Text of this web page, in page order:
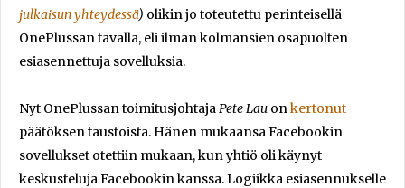
julkaisun yhteydessä) olikin jo toteutettu perinteisellä
OnePlussan tavalla, eli ilman kolmansien osapuolten
esiasennettuja sovelluksia.
Nyt OnePlussan toimitusjohtajaPete Lau onkertonut
päätöksen taustoista. Hänen mukaansa Facebookin
sovellukset otettiin mukaan, kun yhtiö oli käynyt
keskusteluja Facebookin kanssa. Logiikka esiasennukselle